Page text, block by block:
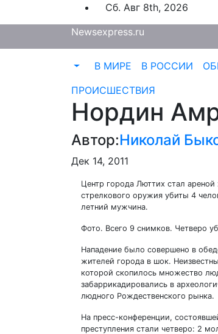
к
Сб. Авг 8th, 2026
Newsexpress.ru
В МИРЕ В РОССИИ
ПРОИСШЕСТВИЯ
Нордин
Автор:Николай
Дек 14, 2011
Центр города Люттих стал ареной
стрелкового оружия убиты 4
летний мужчина.
Фото. Всего 9 снимков. Четверо
Нападение было совершено в
жителей города в шок.
которой скопилось множество
забаррикадировались в
людного Рождественского рынка.
На пресс-конференции,
преступления стали четверо: 2